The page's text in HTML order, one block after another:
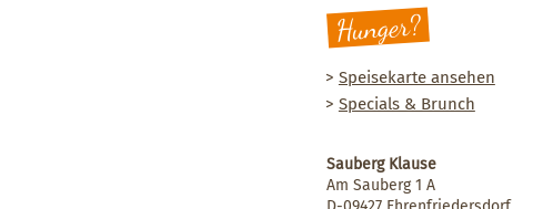
Hunger?
> Speisekarte ansehen
> Specials & Brunch
Sauberg Klause
Am Sauberg 1 A